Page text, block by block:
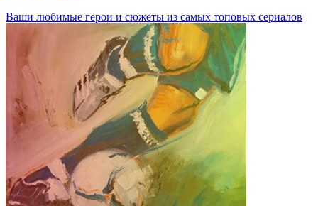
Ваши любимые герои и сюжеты из самых топовых сериалов